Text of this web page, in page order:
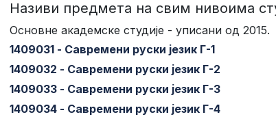
Називи предмета на свим нивоима
Основне академске студије - уписани од 2015.
1409031 - Савремени руски језик Г-1
1409032 - Савремени руски језик Г-2
1409033 - Савремени руски језик Г-3
1409034 - Савремени руски језик Г-4